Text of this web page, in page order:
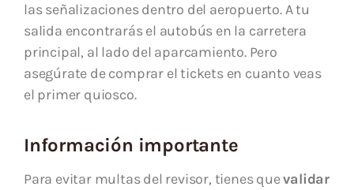
las señalizaciones dentro del aeropuerto. A tu
salida encontrarás el autobús en la carretera
principal, al lado del aparcamiento. Pero
asegúrate de comprar el tickets en cuanto veas
el primer quiosco.
Información importante
Para evitar multas del revisor, tienes quevalidar